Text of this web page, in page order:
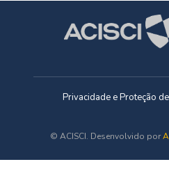
Privacidade e Proteção
© ACISCI. Desenvolvido por